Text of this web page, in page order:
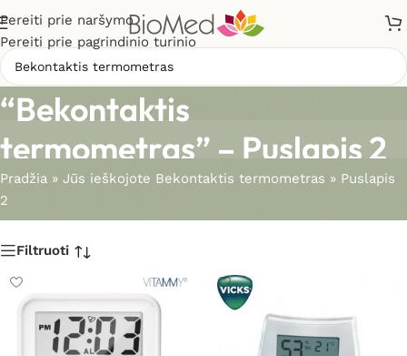
Pereiti prie naršymo
Pereiti prie pagrindinio turinio
Paieškos rezultatai:
“Bekontaktis
termometras” – Puslapis 2
Pradžia » Jūs ieškojote Bekontaktis termometras » Puslapis
2
Filtruoti